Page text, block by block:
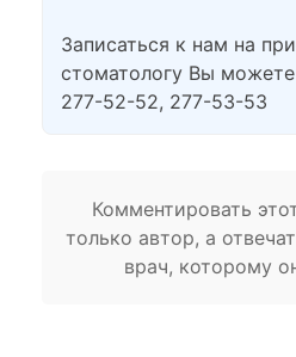
Записаться к нам на
стоматологу Вы
277-52-52, 277-53-53
Комментировать
только автор, а
врач, которому